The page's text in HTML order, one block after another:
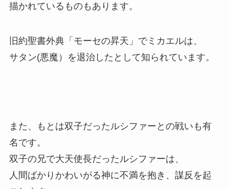
描かれているものもあります。
旧約聖書外典「モーセの昇天」でミカエルは、
サタン(悪魔）を退治したとして知られています。
また、もとは双子だったルシファーとの戦いも有
名です。
双子の兄で大天使長だったルシファーは、
人間ばかりかわいがる神に不満を抱き、謀反を起